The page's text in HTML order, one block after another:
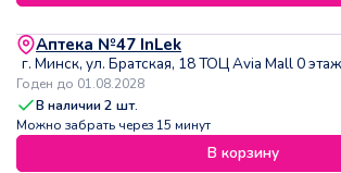
Аптека №47 InLek
г. Минск, ул. Братская, 18 ТОЦ Avia Mall 0
Годен до 01.08.2028
В наличии2 шт.
Можно забрать через 15 минут
В корзину